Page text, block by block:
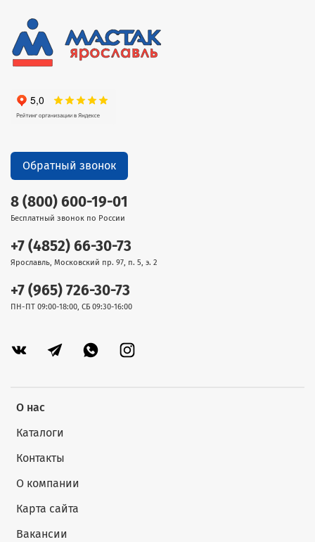
О нас
Каталоги
Контакты
О компании
Карта сайта
Вакансии
8 (800) 600-19-01
Бесплатный звонок по России
+7 (4852) 66-30-73
Ярославль, Московский пр. 97, п. 5, э. 2
+7 (965) 726-30-73
ПН-ПТ 09:00-18:00, СБ 09:30-16:00
Обратный звонок